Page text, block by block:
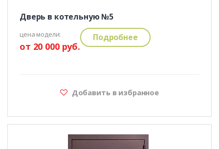
Дверь в котельную №5
цена модели:
от 20 000 руб.
Подробнее
Добавить в избранное